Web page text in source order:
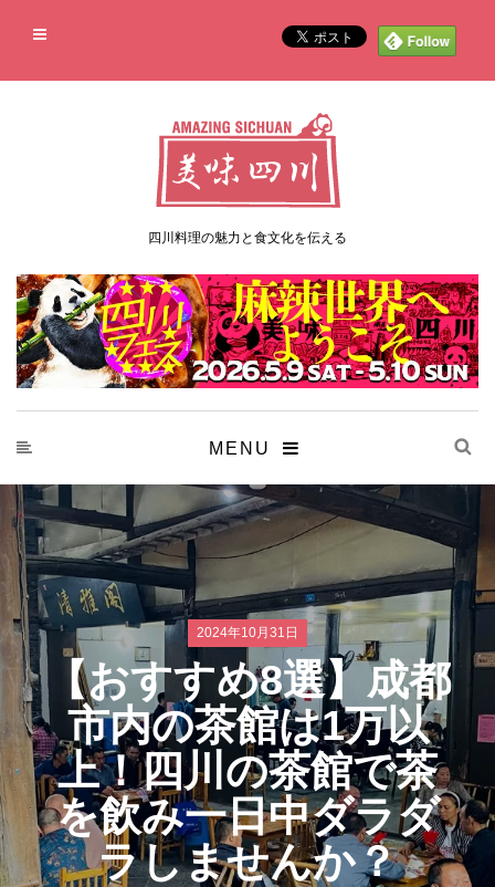
四川料理の魅力と食文化を伝える
MENU
2024年10月31日
【おすすめ8選】成都
市内の茶館は1万以
上！四川の茶館で茶
を飲み一日中ダラダ
ラしませんか？